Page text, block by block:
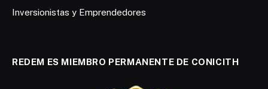
Inversionistas y Emprendedores
REDEM ES MIEMBRO PERMANENTE DE CONICITH